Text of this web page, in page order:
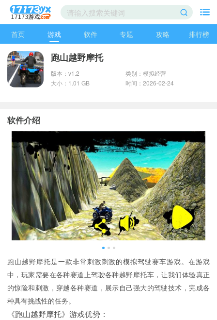
首页 游戏 软件 专题 攻略 排行榜
跑山越野摩托
版本：v1.2
类别：模拟经营
大小：1.01 GB
时间：2026-02-24
软件介绍
跑山越野摩托是一款非常刺激刺激的模拟驾驶赛车游戏。在游戏
中，玩家需要在各种赛道上驾驶各种越野摩托车，让我们体验真正
的惊险和刺激，穿越各种赛道，展示自己强大的驾驶技术，完成各
种具有挑战性的任务。
《跑山越野摩托》游戏优势：